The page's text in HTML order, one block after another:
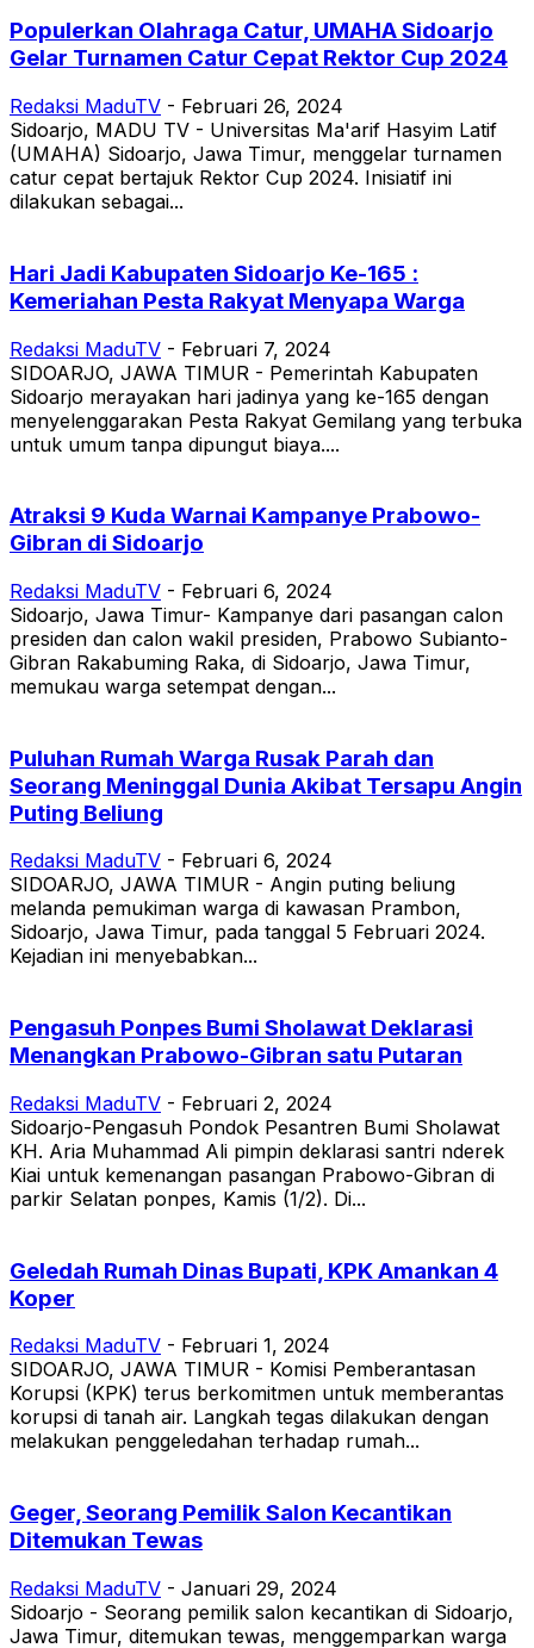
Populerkan Olahraga Catur, UMAHA Sidoarjo
Gelar Turnamen Catur Cepat Rektor Cup 2024
Redaksi MaduTV - Februari 26, 2024
Sidoarjo, MADU TV - Universitas Ma'arif Hasyim Latif
(UMAHA) Sidoarjo, Jawa Timur, menggelar turnamen
catur cepat bertajuk Rektor Cup 2024. Inisiatif ini
dilakukan sebagai...
Hari Jadi Kabupaten Sidoarjo Ke-165 :
Kemeriahan Pesta Rakyat Menyapa Warga
Redaksi MaduTV - Februari 7, 2024
SIDOARJO, JAWA TIMUR - Pemerintah Kabupaten
Sidoarjo merayakan hari jadinya yang ke-165 dengan
menyelenggarakan Pesta Rakyat Gemilang yang terbuka
untuk umum tanpa dipungut biaya....
Atraksi 9 Kuda Warnai Kampanye Prabowo-
Gibran di Sidoarjo
Redaksi MaduTV - Februari 6, 2024
Sidoarjo, Jawa Timur- Kampanye dari pasangan calon
presiden dan calon wakil presiden, Prabowo Subianto-
Gibran Rakabuming Raka, di Sidoarjo, Jawa Timur,
memukau warga setempat dengan...
Puluhan Rumah Warga Rusak Parah dan
Seorang Meninggal Dunia Akibat Tersapu Angin
Puting Beliung
Redaksi MaduTV - Februari 6, 2024
SIDOARJO, JAWA TIMUR - Angin puting beliung
melanda pemukiman warga di kawasan Prambon,
Sidoarjo, Jawa Timur, pada tanggal 5 Februari 2024.
Kejadian ini menyebabkan...
Pengasuh Ponpes Bumi Sholawat Deklarasi
Menangkan Prabowo-Gibran satu Putaran
Redaksi MaduTV - Februari 2, 2024
Sidoarjo-Pengasuh Pondok Pesantren Bumi Sholawat
KH. Aria Muhammad Ali pimpin deklarasi santri nderek
Kiai untuk kemenangan pasangan Prabowo-Gibran di
parkir Selatan ponpes, Kamis (1/2). Di...
Geledah Rumah Dinas Bupati, KPK Amankan 4
Koper
Redaksi MaduTV - Februari 1, 2024
SIDOARJO, JAWA TIMUR - Komisi Pemberantasan
Korupsi (KPK) terus berkomitmen untuk memberantas
korupsi di tanah air. Langkah tegas dilakukan dengan
melakukan penggeledahan terhadap rumah...
Geger, Seorang Pemilik Salon Kecantikan
Ditemukan Tewas
Redaksi MaduTV - Januari 29, 2024
Sidoarjo - Seorang pemilik salon kecantikan di Sidoarjo,
Jawa Timur, ditemukan tewas, menggemparkan warga